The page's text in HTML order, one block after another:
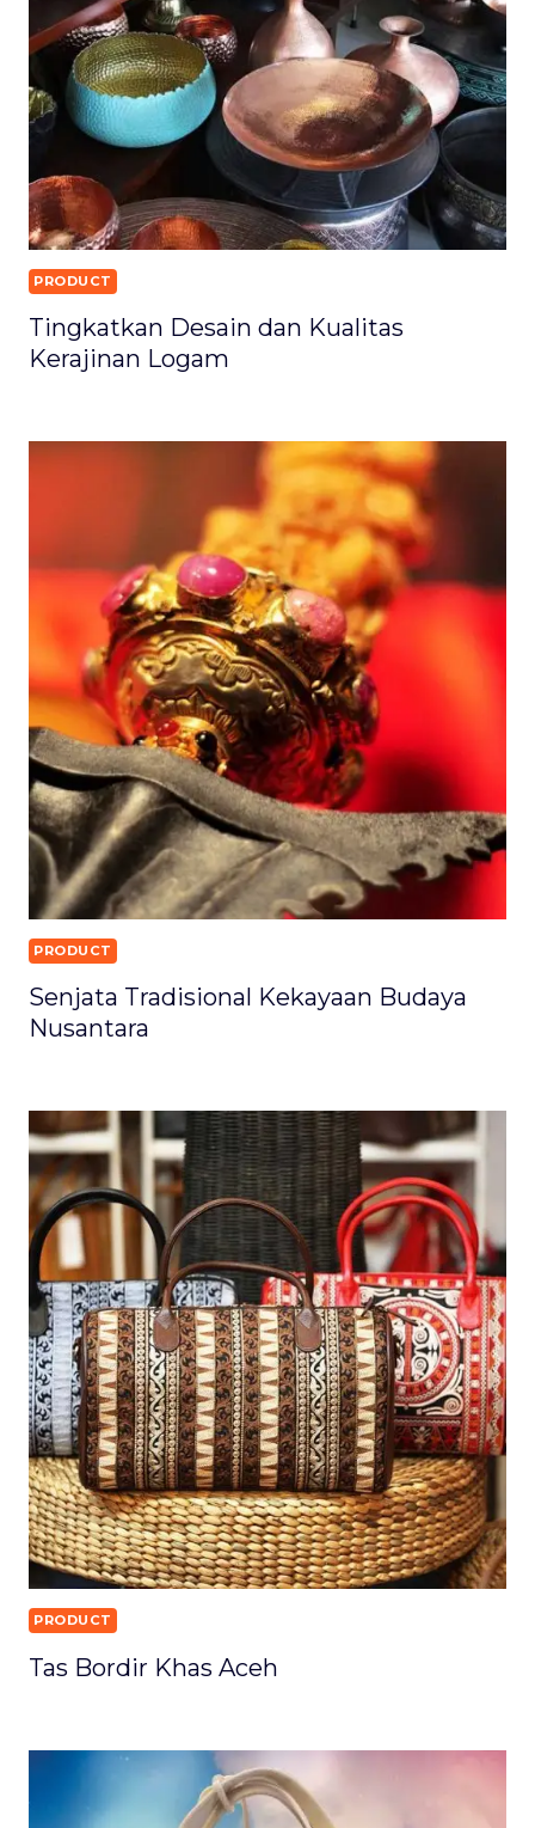
PRODUCT
Tingkatkan Desain dan Kualitas
Kerajinan Logam
PRODUCT
Senjata Tradisional Kekayaan Budaya
Nusantara
PRODUCT
Tas Bordir Khas Aceh